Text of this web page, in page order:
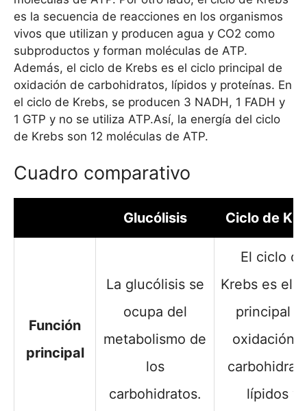
es la secuencia de reacciones en los organismos
vivos que utilizan y producen agua y CO2 como
subproductos y forman moléculas de ATP.
Además, el ciclo de Krebs es el ciclo principal de
oxidación de carbohidratos, lípidos y proteínas. En
el ciclo de Krebs, se producen 3 NADH, 1 FADH y
1 GTP y no se utiliza ATP.Así, la energía del ciclo
de Krebs son 12 moléculas de ATP.
Cuadro comparativo
Glucólisis Ciclo de
Función
principal
La glucólisis se
ocupa del
metabolismo de
los
carbohidratos.
El ciclo de
Krebs es el
principal
oxidación
lípidos y